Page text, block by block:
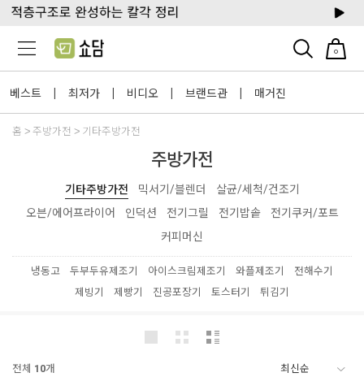
0
베스트 | 최저가 | 비디오 | 브랜드관 | 매거진
홈 주방가전 기타주방가전
주방가전
기타주방가전 믹서기/블렌더
살균/세척/건조기
오븐/에어프라이어
인덕션 전기그릴 전기밥솥
전기쿠커/포트
커피머신
냉동고 두부두유제조기 아이스크림제조기 와플제조기
전해수기
제빙기
제빵기 진공포장기 토스터기 튀김기
전체 10개